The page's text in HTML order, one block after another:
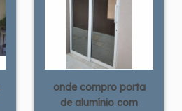
onde compro porta
de alumínio com